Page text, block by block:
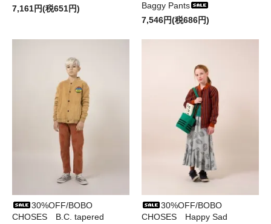
7,161円(税651円)
Baggy Pants
7,546円(税686円)
30%OFF/BOBO
CHOSES B.C. tapered
30%OFF/BOBO
CHOSES Happy Sad